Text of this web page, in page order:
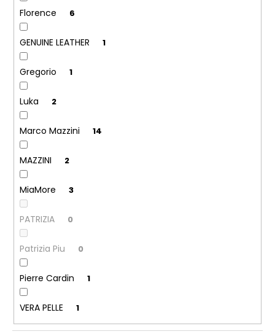
Florence 6
GENUINE LEATHER 1
Gregorio 1
Luka 2
Marco Mazzini 14
MAZZINI 2
MiaMore 3
PATRIZIA 0
Patrizia Piu 0
Pierre Cardin 1
VERA PELLE 1
u
m